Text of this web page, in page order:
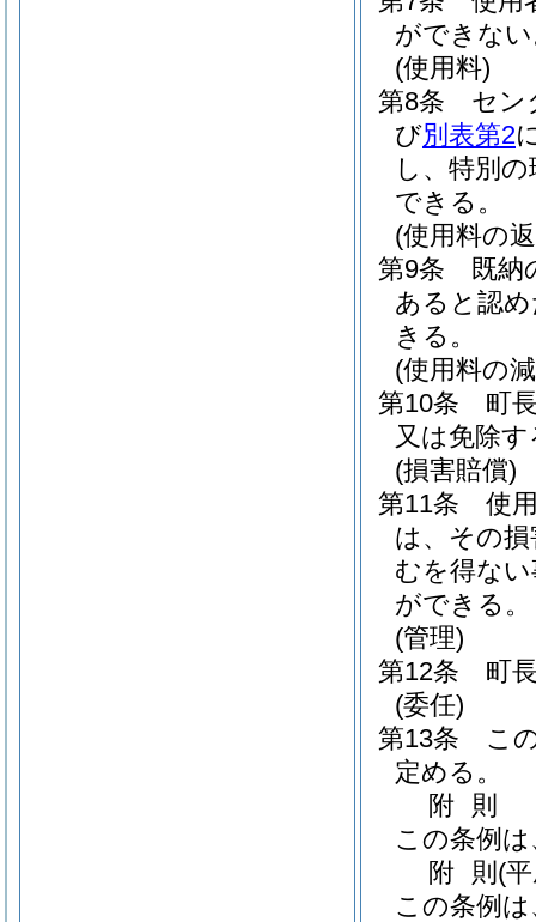
ができな
(使用料)
第8条
セン
び別表第2
し、特別
できる。
(使用料の
第9条
既納
あると認
きる。
(使用料の
第10条
町
又は免除
(損害賠償)
第11条
使
は、その
むを得な
ができる。
(管理)
第12条
町
(委任)
第13条
こ
定める。
附 則
この条例
附 則 (
この条例